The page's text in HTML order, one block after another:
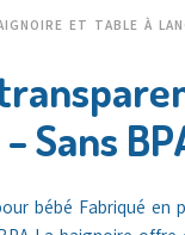
ET TABLE À
Sans
bébé Fabriqué en